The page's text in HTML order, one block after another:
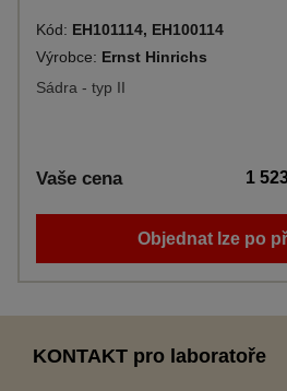
Kód: EH101114, EH100114
Výrobce: Ernst Hinrichs
Sádra - typ II
Vaše cena 1
Objednat lze po
KONTAKT pro laboratoře